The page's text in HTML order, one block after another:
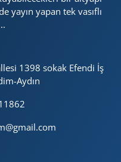
yayın yapan tek vasıflı
1398 sokak Efendi İş
Aydın